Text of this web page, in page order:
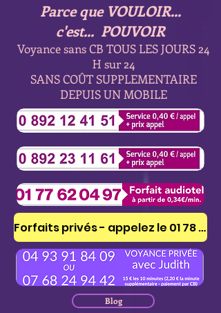
Parce que VOULOIR...
c'est... POUVOIR
Voyance sans CB TOUS LES JOURS 24
H sur 24
SANS COÛT SUPPLEMENTAIRE
DEPUIS UN MOBILE
Blog
Forfaits privés - appelez le 01 78 41 53 51